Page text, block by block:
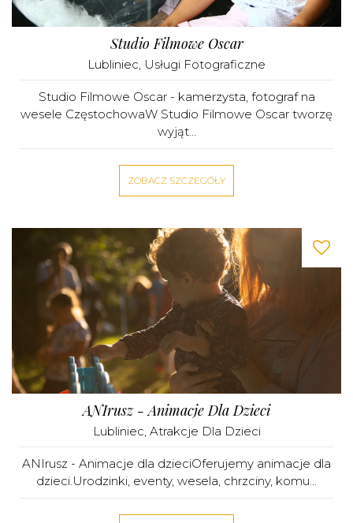
Studio Filmowe Oscar
Lubliniec, Usługi Fotograficzne
Studio Filmowe Oscar - kamerzysta, fotograf na
wesele CzęstochowaW Studio Filmowe Oscar tworzę
wyjąt...
ZOBACZ SZCZEGÓŁY
ANIrusz - Animacje Dla Dzieci
Lubliniec, Atrakcje Dla Dzieci
ANIrusz - Animacje dla dzieciOferujemy animacje dla
dzieci.Urodzinki, eventy, wesela, chrzciny, komu...